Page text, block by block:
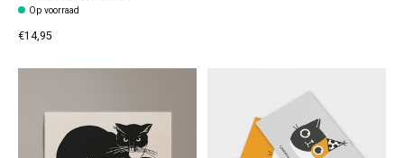
Op voorraad
€14,95